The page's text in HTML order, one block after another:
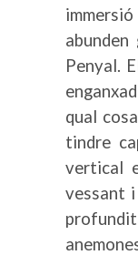
Penyal.
qual
tindre
vertical
vessant